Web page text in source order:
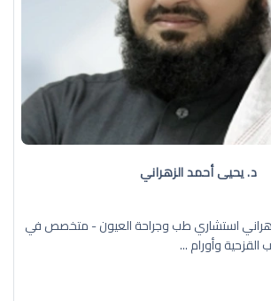
د. يحيى أحمد الزهراني
استشاري طب وجراحة العيون - متخصص في
القزحية وأورام ...